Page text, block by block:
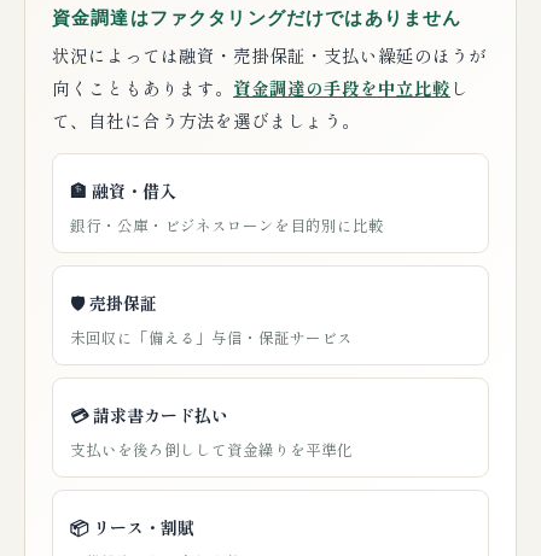
資金調達はファクタリングだけではありません
状況によっては融資・売掛保証・支払い繰延のほうが
向くこともあります。 資金調達の手段を中立比較し
て、自社に合う方法を選びましょう。
🏦 融資・借入
銀行・公庫・ビジネスローンを目的別に比較
🛡️ 売掛保証
未回収に「備える」与信・保証サービス
💳 請求書カード払い
支払いを後ろ倒しして資金繰りを平準化
📦 リース・割賦